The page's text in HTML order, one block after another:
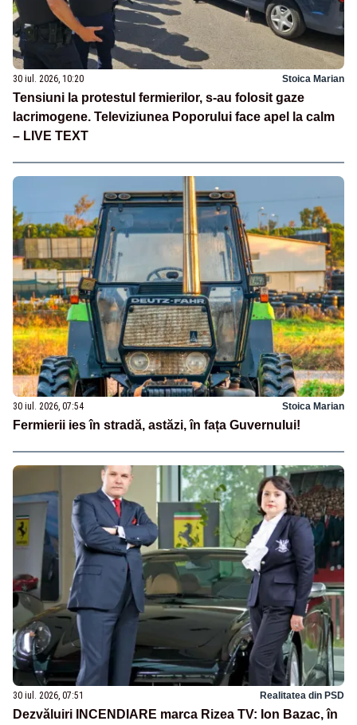
30 iul. 2026, 10:20 Stoica Marian
Tensiuni la protestul fermierilor, s-au folosit gaze
lacrimogene. Televiziunea Poporului face apel la calm
– LIVE TEXT
30 iul. 2026, 07:54 Stoica Marian
Fermierii ies în stradă, astăzi, în fața Guvernului!
30 iul. 2026, 07:51 Realitatea din PSD
Dezvăluiri INCENDIARE marca Rizea TV: Ion Bazac, în